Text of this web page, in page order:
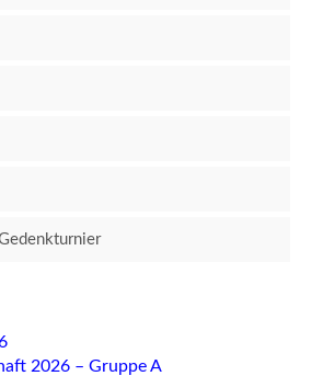
2026 – Gruppe A